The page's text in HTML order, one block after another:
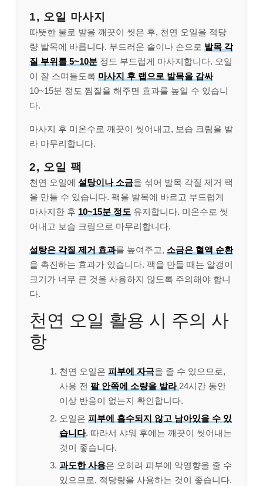
1, 오일 마사지
따뜻한 물로 발을 깨끗이 씻은 후, 천연 오일을 적당
량 발목에 바릅니다. 부드러운 솔이나 손으로 발목 각
질 부위를 5~10분 정도 부드럽게 마사지합니다. 오일
이 잘 스며들도록 마사지 후 랩으로 발목을 감싸
10~15분 정도 찜질을 해주면 효과를 높일 수 있습니
다.
마사지 후 미온수로 깨끗이 씻어내고, 보습 크림을 발
라 마무리합니다.
2, 오일 팩
천연 오일에 설탕이나 소금을 섞어 발목 각질 제거 팩
을 만들 수 있습니다. 팩을 발목에 바르고 부드럽게
마사지한 후 10~15분 정도 유지합니다. 미온수로 씻
어내고 보습 크림으로 마무리합니다.
설탕은 각질 제거 효과를 높여주고, 소금은 혈액 순환
을 촉진하는 효과가 있습니다. 팩을 만들 때는 알갱이
크기가 너무 큰 것을 사용하지 않도록 주의해야 합니
다.
천연 오일 활용 시 주의 사
항
천연 오일은 피부에 자극을 줄 수 있으므로,
사용 전 팔 안쪽에 소량을 발라 24시간 동안
이상 반응이 없는지 확인합니다.
오일은 피부에 흡수되지 않고 남아있을 수 있
습니다. 따라서 샤워 후에는 깨끗이 씻어내는
것이 좋습니다.
과도한 사용은 오히려 피부에 악영향을 줄 수
있으므로, 적당량을 사용하는 것이 좋습니다.